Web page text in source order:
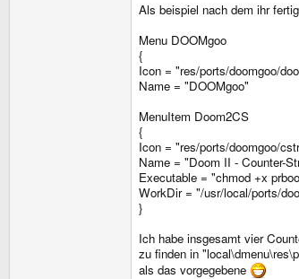
Als beispiel nach dem ihr
Menu DOOMgoo
{
Icon = "res/ports/doomgoo/
Name = "DOOMgoo"
MenuItem Doom2CS
{
Icon = "res/ports/doomgoo/
Name = "Doom II - Counter-
Executable = "chmod +x
WorkDir = "/usr/local/ports/
}
Ich habe insgesamt vier
zu finden in
als das vorgegebene